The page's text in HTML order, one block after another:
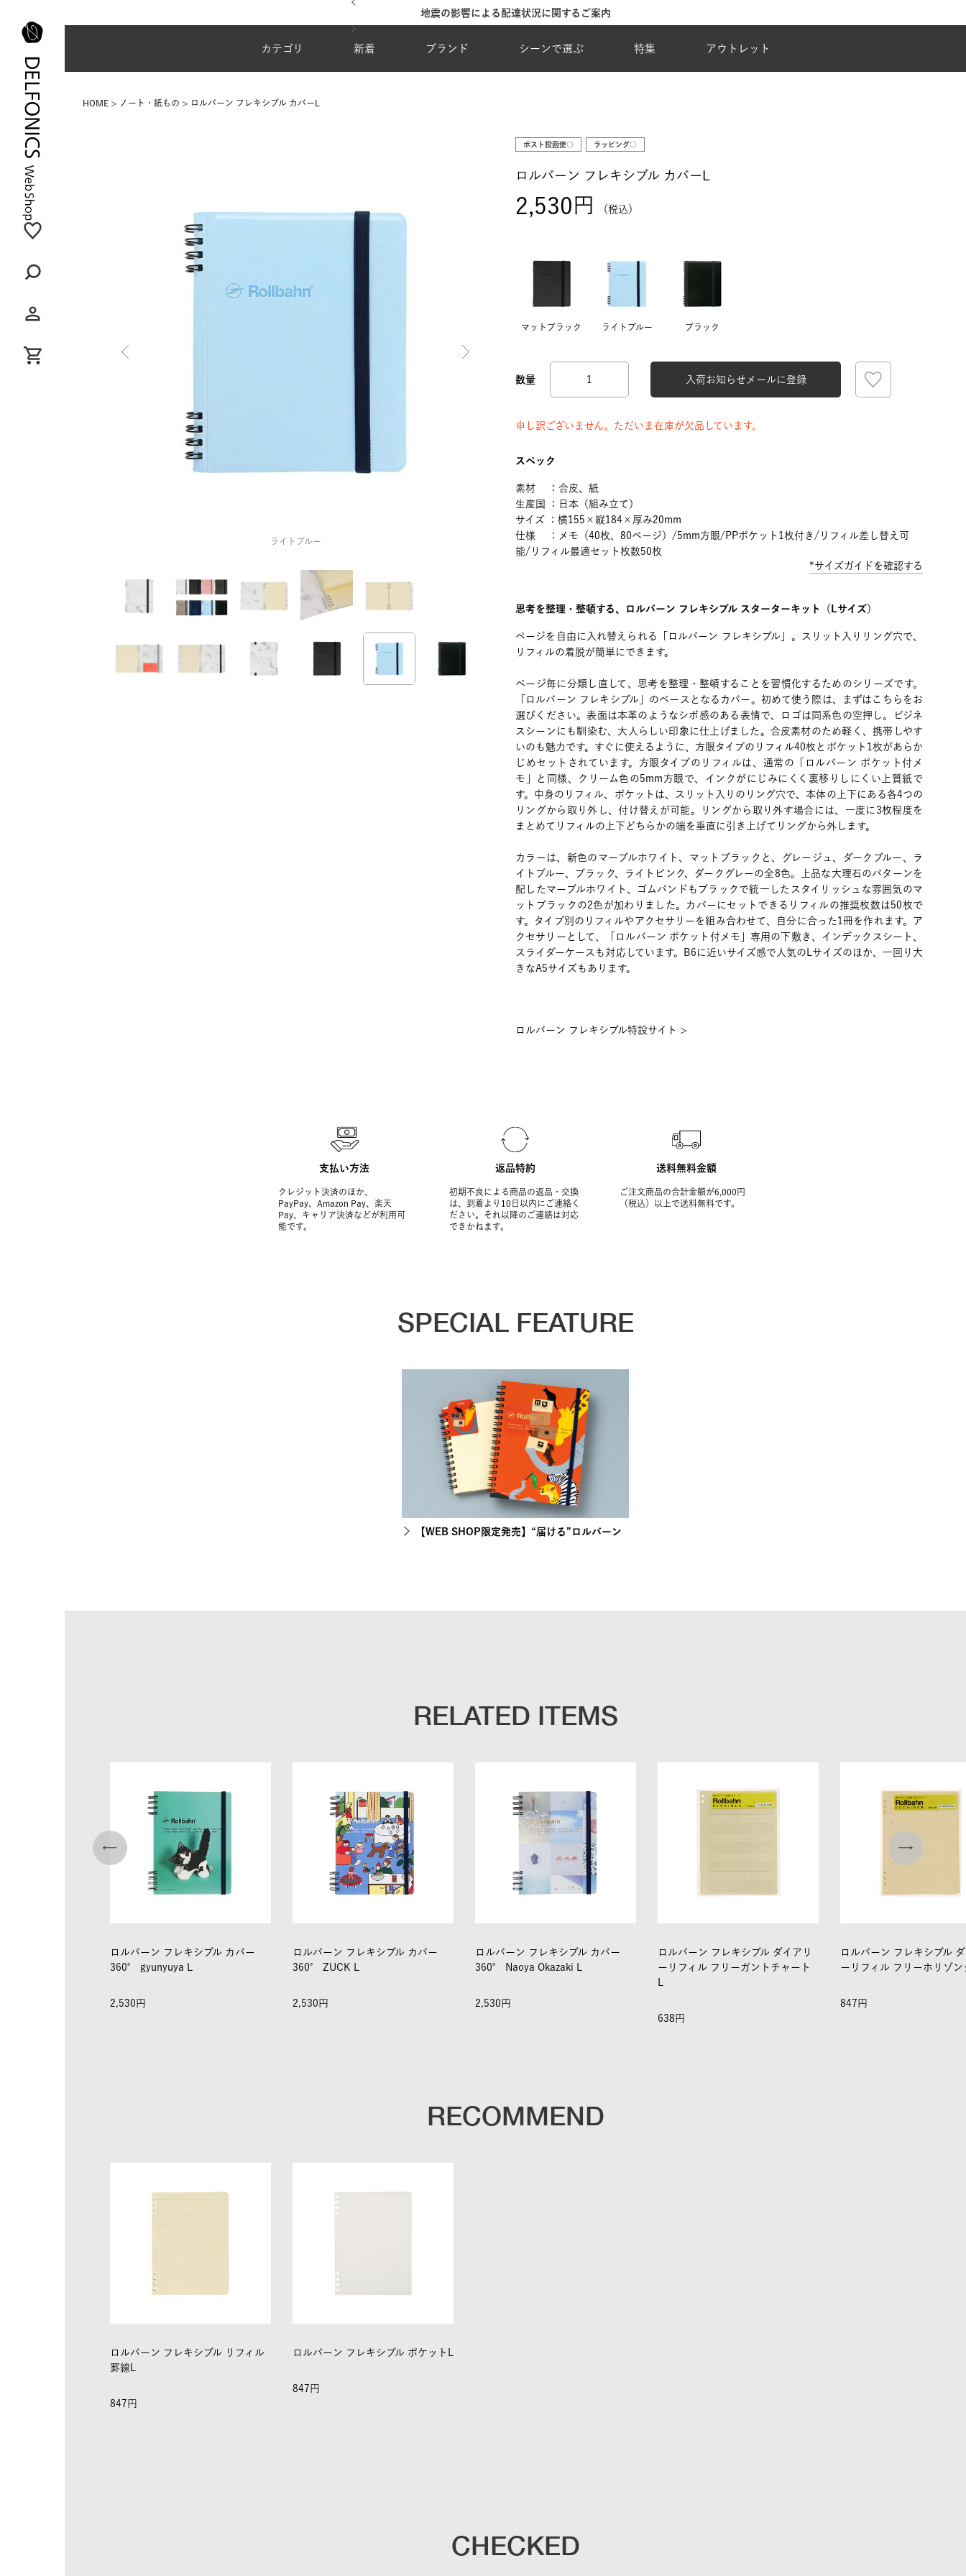
地震の影響による配達状況に関するご案内
カテゴリ 新着 ブランド シーンで選ぶ 特集 アウトレット
HOME ノート・紙もの ロルバーン フレキシブル カバーL
ライトブルー ブラック
ポスト投函便○ ラッピング○
ロルバーン フレキシブル カバーL
2,530 税込
マットブラック ライトブルー ブラック
入荷お知らせメールに登録
申し訳ございません。ただいま在庫が欠品しています。
スペック
素材 ：合皮、紙
生産国 ：日本（組み立て）
サイズ ：横155×縦184×厚み20mm
仕様 ：メモ（40枚、80ページ）/5mm方眼/PPポケット1枚付き/リフィル差し替え可
能/リフィル最適セット枚数50枚
*サイズガイドを確認する
思考を整理・整頓する、ロルバーン フレキシブル スターターキット（Lサイズ）
ページを自由に入れ替えられる「ロルバーン フレキシブル」。スリット入りリング穴で、
リフィルの着脱が簡単にできます。
ページ毎に分類し直して、思考を整理・整頓することを習慣化するためのシリーズです。
「ロルバーン フレキシブル」のベースとなるカバー。初めて使う際は、まずはこちらをお
選びください。表面は本革のようなシボ感のある表情で、ロゴは同系色の空押し。ビジネ
スシーンにも馴染む、大人らしい印象に仕上げました。合皮素材のため軽く、携帯しやす
いのも魅力です。すぐに使えるように、方眼タイプのリフィル40枚とポケット1枚があらか
じめセットされています。方眼タイプのリフィルは、通常の「ロルバーン ポケット付メ
モ」と同様、クリーム色の5mm方眼で、インクがにじみにくく裏移りしにくい上質紙で
す。中身のリフィル、ポケットは、スリット入りのリング穴で、本体の上下にある各4つの
リングから取り外し、付け替えが可能。リングから取り外す場合には、一度に3枚程度を
まとめてリフィルの上下どちらかの端を垂直に引き上げてリングから外します。
カラーは、新色のマーブルホワイト、マットブラックと、グレージュ、ダークブルー、ラ
イトブルー、ブラック、ライトピンク、ダークグレーの全8色。上品な大理石のパターンを
配したマーブルホワイト、ゴムバンドもブラックで統一したスタイリッシュな雰囲気のマ
ットブラックの2色が加わりました。カバーにセットできるリフィルの推奨枚数は50枚で
す。タイプ別のリフィルやアクセサリーを組み合わせて、自分に合った1冊を作れます。ア
クセサリーとして、「ロルバーン ポケット付メモ」専用の下敷き、インデックスシート、
スライダーケースも対応しています。B6に近いサイズ感で人気のLサイズのほか、一回り大
きなA5サイズもあります。
ロルバーン フレキシブル特設サイト >
支払い方法
クレジット決済のほか、
PayPay、Amazon Pay、楽天
Pay、キャリア決済などが利用可
能です。
返品特約
初期不良による商品の返品・交換
は、到着より10日以内にご連絡く
ださい。それ以降のご連絡は対応
できかねます。
送料無料金額
ご注文商品の合計金額が6,000円
（税込）以上で送料無料です。
SPECIAL FEATURE
【WEB SHOP限定発売】“届ける”ロルバーン
RELATED ITEMS
ロルバーン フレキシブル カバー
360° gyunyuya L
2,530
ロルバーン フレキシブル カバー
360° ZUCK L
2,530
ロルバーン フレキシブル カバー
360° Naoya Okazaki L
2,530
ロルバーン フレキシブル ダイアリ
ーリフィル フリーガントチャート
638
ロルバーン フレキシブル
ーリフィル フリーホリゾン
847
RECOMMEND
ロルバーン フレキシブル リフィル
罫線L
847
ロルバーン フレキシブル ポケットL
847
CHECKED